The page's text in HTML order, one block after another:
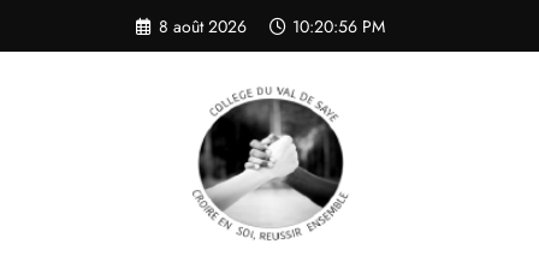
contenu
8 août 2026 10:20:56 PM